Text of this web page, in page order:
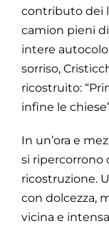
contributo dei
camion pieni
intere
sorriso,
ricostruito:
infine le
In un’ora e
si ripercorrono
ricostruzione.
con dolcezza,
vicina e